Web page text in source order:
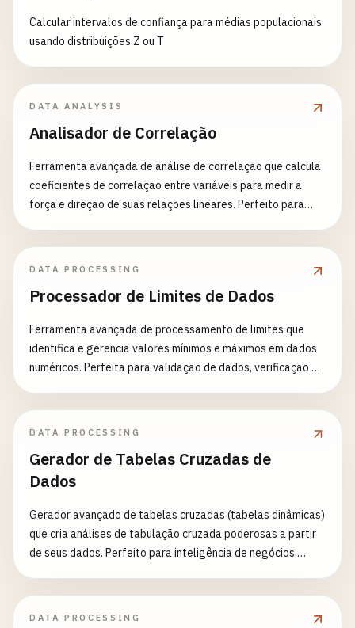
Calcular intervalos de confiança para médias populacionais
usando distribuições Z ou T
DATA ANALYSIS
Analisador de Correlação
Ferramenta avançada de análise de correlação que calcula
coeficientes de correlação entre variáveis para medir a
força e direção de suas relações lineares. Perfeito para
estatística (valores-p) - Cálculo de intervalos de confiança
gráficos de dispersão - Estratégias de tratamento de
valores ausentes - Detecção e tratamento de valores
atípicos - Capacidades de análise de grupo - Relatórios
estatísticos detalhados Casos de Uso Comuns: - Análise de
mercado financeiro e avaliação de risco - Pesquisa científica
e teste de hipóteses - Análise de comportamento do
cliente e marketing - Análise de dados de saúde e médicos
Avaliação de desempenho educacional
DATA PROCESSING
Processador de Limites de Dados
Ferramenta avançada de processamento de limites que
identifica e gerencia valores mínimos e máximos em dados
numéricos. Perfeita para validação de dados, verificação de
DATA PROCESSING
Gerador de Tabelas Cruzadas de
Dados
Gerador avançado de tabelas cruzadas (tabelas dinâmicas)
que cria análises de tabulação cruzada poderosas a partir
de seus dados. Perfeito para inteligência de negócios,
DATA PROCESSING